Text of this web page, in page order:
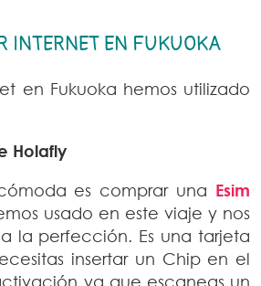
INTERNET EN FUKUOKA
en Fukuoka hemos utilizado
Holafly
es comprar una Esim
usado en este viaje y nos
la perfección. Es una tarjeta
insertar un Chip en el
ya que escaneas un